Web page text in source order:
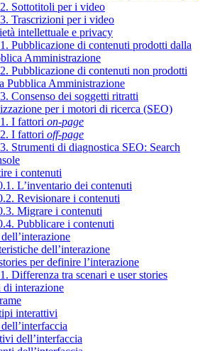
Sottotitoli per i video
Trascrizioni per i video
intellettuale e privacy
Pubblicazione di contenuti prodotti dalla
Amministrazione
Pubblicazione di contenuti non prodotti
Pubblica Amministrazione
Consenso dei soggetti ritratti
per i motori di ricerca (SEO)
I fattori on-page
I fattori off-page
Strumenti di diagnostica SEO: Search
i contenuti
L’inventario dei contenuti
Revisionare i contenuti
Migrare i contenuti
Pubblicare i contenuti
dell’interazione
per definire l’interazione
Differenza tra scenari e user stories
di interazione
interattivi
dell’interfaccia